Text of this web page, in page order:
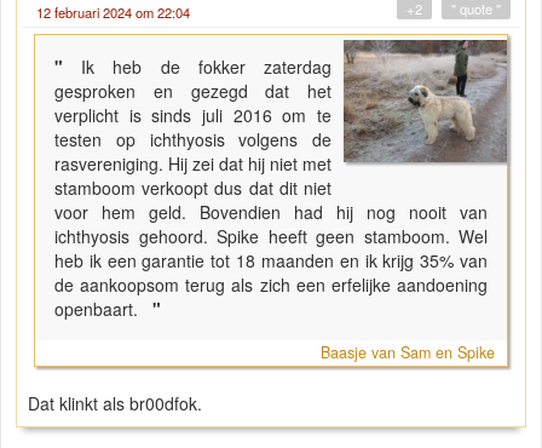
12 februari 2024 om 22:04 " quote "
+2
" Ik heb de fokker zaterdag
gesproken en gezegd dat het
verplicht is sinds juli 2016 om te
testen op ichthyosis volgens de
rasvereniging. Hij zei dat hij niet met
stamboom verkoopt dus dat dit niet
voor hem geld. Bovendien had hij nog nooit van
ichthyosis gehoord. Spike heeft geen stamboom. Wel
heb ik een garantie tot 18 maanden en ik krijg 35% van
de aankoopsom terug als zich een erfelijke aandoening
openbaart.
"
Baasje van Sam en Spike
Dat klinkt als br00dfok.